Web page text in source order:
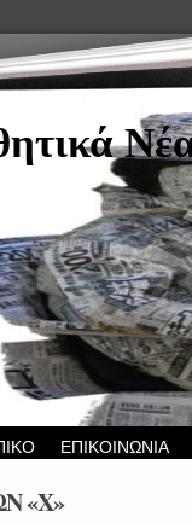
ΕΠΙΚΟΙΝΩΝΙΑ
«Χ»